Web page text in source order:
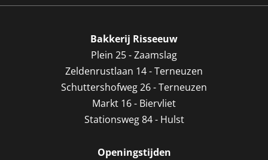
Bakkerij Risseeuw
Plein 25 - Zaamslag
Zeldenrustlaan 14 - Terneuzen
Schuttershofweg 26 - Terneuzen
Markt 16 - Biervliet
Stationsweg 84 - Hulst
Openingstijden